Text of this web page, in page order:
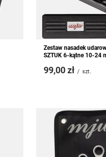
Zestaw nasadek
SZTUK 6-kątne 10-24
99,00 zł / szt.